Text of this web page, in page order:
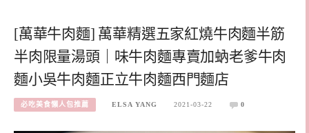
[萬華牛肉麵] 萬華精選五家紅燒牛肉麵半筋
半肉限量湯頭｜味牛肉麵專賣加蚋老爹牛肉
麵小吳牛肉麵正立牛肉麵西門麵店
必吃美食懶人包推薦 ELSA YANG 2021-03-22 0